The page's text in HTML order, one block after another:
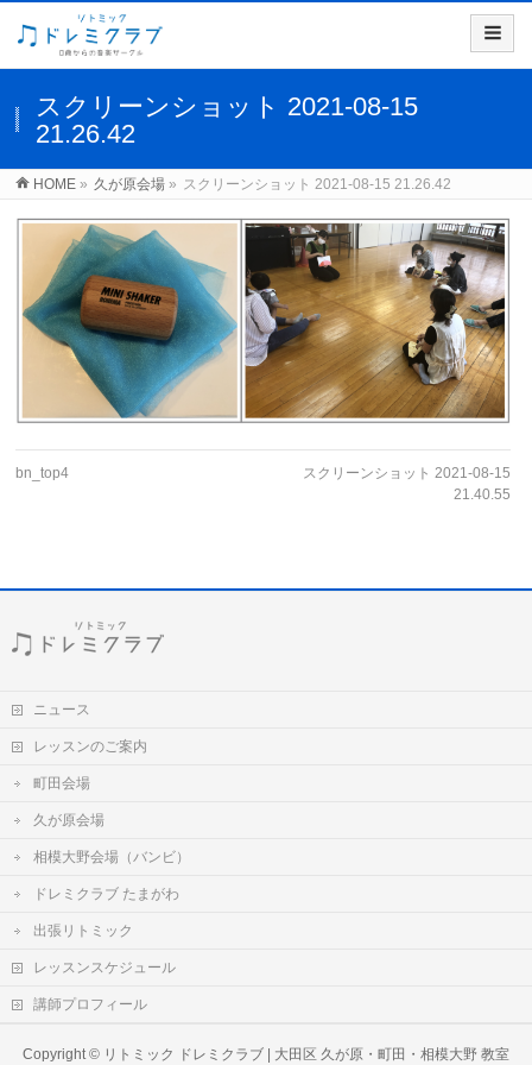
スクリーンショット 2021-08-15
21.26.42
HOME » 久が原会場 » スクリーンショット 2021-08-15 21.26.42
bn_top4
スクリーンショット 2021-08-15
21.40.55
ニュース
レッスンのご案内
町田会場
久が原会場
相模大野会場（バンビ）
ドレミクラブ たまがわ
出張リトミック
レッスンスケジュール
講師プロフィール
Copyright © リトミック ドレミクラブ | 大田区 久が原・町田・相模大野 教室